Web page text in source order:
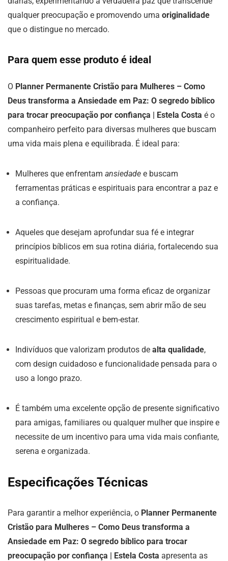
qualquer preocupação e promovendo uma originalidade
que o distingue no mercado.
Para quem esse produto é ideal
O Planner Permanente Cristão para Mulheres – Como
Deus transforma a Ansiedade em Paz: O segredo bíblico
para trocar preocupação por confiança | Estela Costa é o
companheiro perfeito para diversas mulheres que buscam
uma vida mais plena e equilibrada. É ideal para:
Mulheres que enfrentam ansiedade e buscam
ferramentas práticas e espirituais para encontrar a paz e
a confiança.
Aqueles que desejam aprofundar sua fé e integrar
princípios bíblicos em sua rotina diária, fortalecendo sua
espiritualidade.
Pessoas que procuram uma forma eficaz de organizar
suas tarefas, metas e finanças, sem abrir mão de seu
crescimento espiritual e bem-estar.
Indivíduos que valorizam produtos de alta qualidade,
com design cuidadoso e funcionalidade pensada para o
uso a longo prazo.
É também uma excelente opção de presente significativo
para amigas, familiares ou qualquer mulher que inspire e
necessite de um incentivo para uma vida mais confiante,
serena e organizada.
Especificações Técnicas
Para garantir a melhor experiência, o Planner Permanente
Cristão para Mulheres – Como Deus transforma a
Ansiedade em Paz: O segredo bíblico para trocar
preocupação por confiança | Estela Costa apresenta as